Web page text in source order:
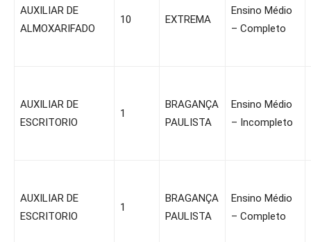
AUXILIAR DE
ALMOXARIFADO
10 EXTREMA
Ensino Médio
– Completo
AUXILIAR DE
ESCRITORIO
1
BRAGANÇA
PAULISTA
Ensino Médio
– Incompleto
AUXILIAR DE
ESCRITORIO
1
BRAGANÇA
PAULISTA
Ensino Médio
– Completo